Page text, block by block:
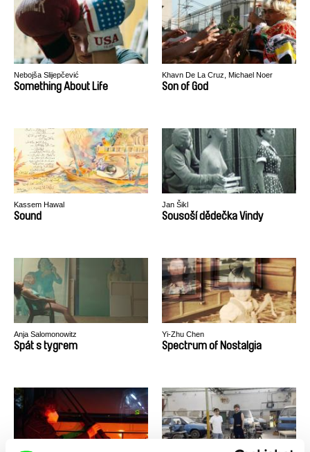
Nebojša Slijepčević
Something About Life
Khavn De La Cruz, Michael Noer
Son of God
Kassem Hawal
Sound
Jan Šikl
Sousoší dědečka Vindy
Anja Salomonowitz
Spát s tygrem
Yi-Zhu Chen
Spectrum of Nostalgia